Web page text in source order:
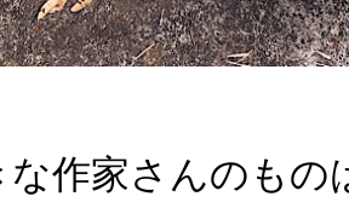
な作家さんのもの